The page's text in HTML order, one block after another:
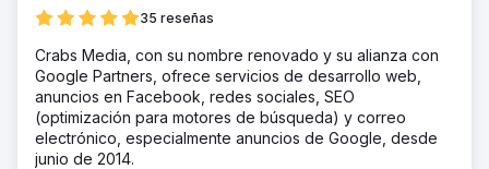
35 reseñas
Crabs Media, con su nombre renovado y su alianza con
Google Partners, ofrece servicios de desarrollo web,
anuncios en Facebook, redes sociales, SEO
(optimización para motores de búsqueda) y correo
electrónico, especialmente anuncios de Google, desde
junio de 2014.